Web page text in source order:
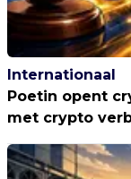
Internationaal
Poetin opent
met crypto